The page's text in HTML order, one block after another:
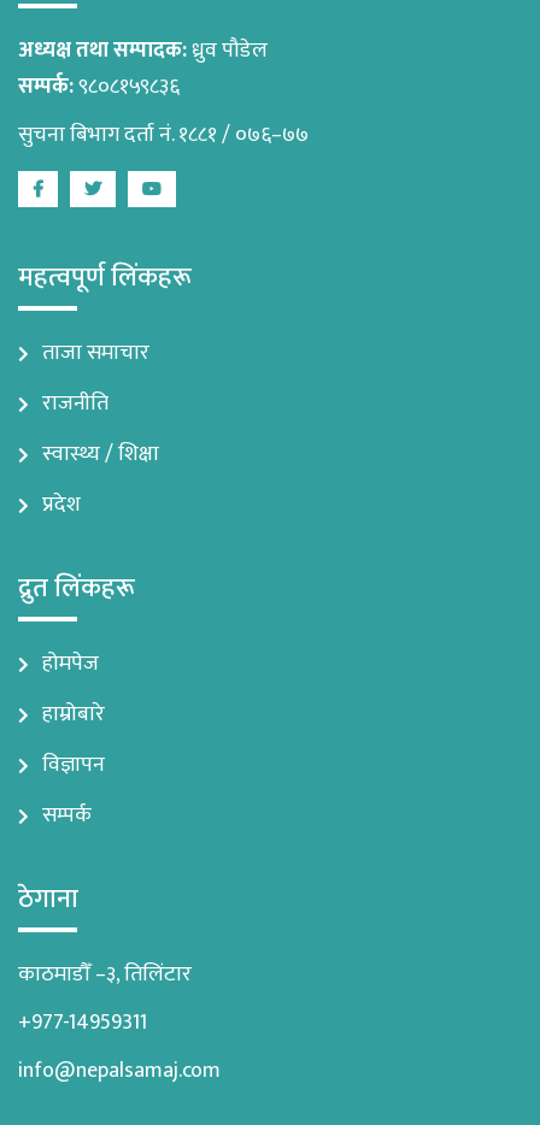
अध्यक्ष तथा सम्पादक:ध्रुव पौडेल
सम्पर्क:९८०८१५९८३६
सुचना बिभाग दर्ता नं. १८८१ / ०७६–७७
FacebookTwitterYoutube
महत्वपूर्ण लिंकहरू
ताजा समाचार
राजनीति
स्वास्थ्य / शिक्षा
प्रदेश
द्रुत लिंकहरू
होमपेज
हाम्रोबारे
विज्ञापन
सम्पर्क
ठेगाना
काठमाडौँ –३, तिलिंटार
+977-14959311
info@nepalsamaj.com